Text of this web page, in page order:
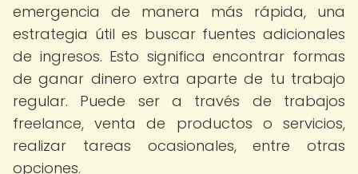
emergencia de manera más rápida, una
estrategia útil es buscar fuentes adicionales
de ingresos. Esto significa encontrar formas
de ganar dinero extra aparte de tu trabajo
regular. Puede ser a través de trabajos
freelance, venta de productos o servicios,
realizar tareas ocasionales, entre otras
opciones.